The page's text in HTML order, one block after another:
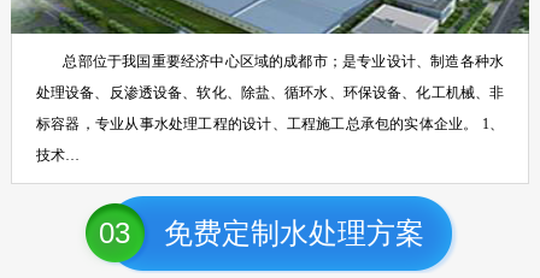
总部位于我国重要经济中心区域的成都市；是专业设计、制造各种水
处理设备、反渗透设备、软化、除盐、循环水、环保设备、化工机械、非
标容器，专业从事水处理工程的设计、工程施工总承包的实体企业。 1、
技术…
03 免费定制水处理方案